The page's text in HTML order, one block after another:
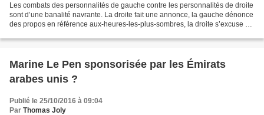
Les combats des personnalités de gauche contre les personnalités de droite
sont d’une banalité navrante. La droite fait une annonce, la gauche dénonce
des propos en référence aux-heures-les-plus-sombres, la droite s’excuse en
Marine Le Pen sponsorisée par les Émirats
arabes unis ?
Publié le 25/10/2016 à 09:04
Par Thomas Joly